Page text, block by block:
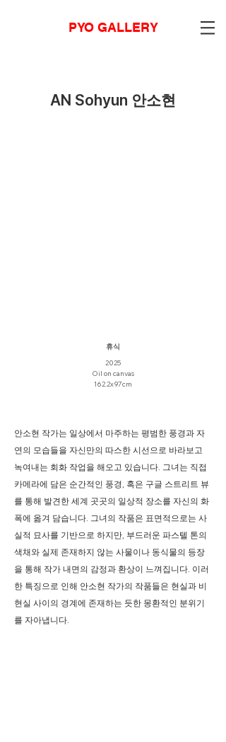
PYO GALLERY
AN Sohyun 안소현
휴식
2025
Oil on canvas
162.2x97cm
안소현 작가는 일상에서 마주하는 평범한 풍경과 자
연의 모습들을 자신만의 따스한 시선으로 바라보고
녹여내는 회화 작업을 해오고 있습니다. 그녀는 직접
카메라에 담은 순간적인 풍경, 혹은 구글 스트리트 뷰
를 통해 발견한 세계 곳곳의 일상적 장소를 자신의 화
폭에 옮겨 담습니다. 그녀의 작품은 표면적으로는 사
실적 묘사를 기반으로 하지만, 부드러운 파스텔 톤의
색채와 실제 존재하지 않는 사물이나 동식물의 등장
을 통해 작가 내면의 감정과 환상이 느껴집니다. 이러
한 특징으로 인해 안소현 작가의 작품들은 현실과 비
현실 사이의 경계에 존재하는 듯한 몽환적인 분위기
를 자아냅니다.